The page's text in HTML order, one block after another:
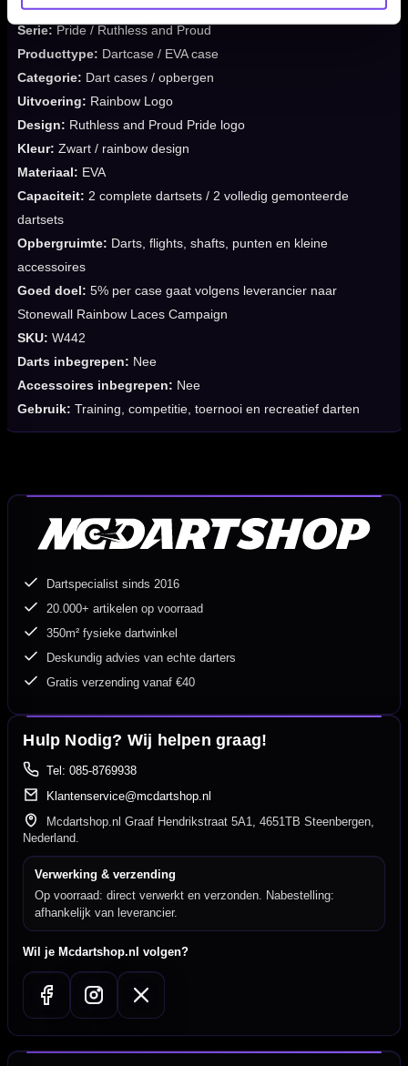
Merk:Ruthless
Serie: Pride / Ruthless and Proud
Producttype: Dartcase / EVA case
Categorie: Dart cases / opbergen
Uitvoering: Rainbow Logo
Design: Ruthless and Proud Pride logo
Kleur: Zwart / rainbow design
Materiaal: EVA
Capaciteit: 2 complete dartsets / 2 volledig gemonteerde
dartsets
Opbergruimte: Darts, flights, shafts, punten en kleine
accessoires
Goed doel: 5% per case gaat volgens leverancier naar
Stonewall Rainbow Laces Campaign
SKU: W442
Darts inbegrepen: Nee
Accessoires inbegrepen: Nee
Gebruik: Training, competitie, toernooi en recreatief darten
Dartspecialist sinds 2016
20.000+ artikelen op voorraad
350m² fysieke dartwinkel
Deskundig advies van echte darters
Gratis verzending vanaf €40
Hulp Nodig? Wij helpen graag!
Tel: 085-8769938
Klantenservice@mcdartshop.nl
Mcdartshop.nl Graaf Hendrikstraat 5A1, 4651TB Steenbergen,
Nederland.
Verwerking & verzending
Op voorraad: direct verwerkt en verzonden. Nabestelling:
afhankelijk van leverancier.
Wil je Mcdartshop.nl volgen?